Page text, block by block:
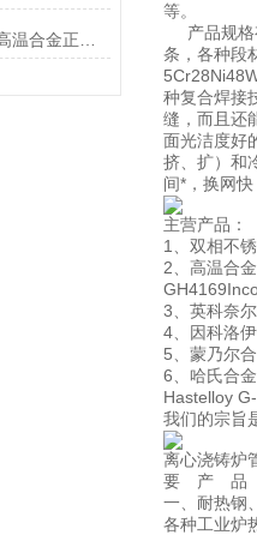
等。
产品规格
条，各种段
种复合焊接
缝，而且还
面光洁度好
挤、扩）和
间*，换网
主营产品：
1、双相不
2、高温合
3、英科奈
4、因科洛
5、蒙乃尔
6、哈氏合
Hastelloy
我们的宗旨
离心浇铸炉
要 产 品
一、耐热钢
各种工业炉